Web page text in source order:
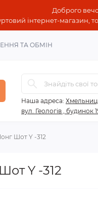
Доброго
інтернет-магазин,
ТА ОБМІН
Наша адреса:
вул. Геологів , будинок
Шот Y -312
Y -312